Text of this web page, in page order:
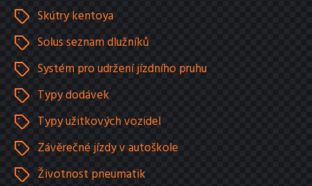
Skútry kentoya
Solus seznam dlužníků
Systém pro udržení jízdního pruhu
Typy dodávek
Typy užitkových vozidel
Závěrečné jízdy v autoškole
Životnost pneumatik